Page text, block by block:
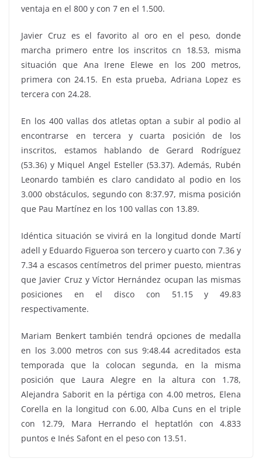
ventaja en el 800 y con 7 en el 1.500.
Javier Cruz es el favorito al oro en el peso, donde
marcha primero entre los inscritos cn 18.53, misma
situación que Ana Irene Elewe en los 200 metros,
primera con 24.15. En esta prueba, Adriana Lopez es
tercera con 24.28.
En los 400 vallas dos atletas optan a subir al podio al
encontrarse en tercera y cuarta posición de los
inscritos, estamos hablando de Gerard Rodríguez
(53.36) y Miquel Angel Esteller (53.37). Además, Rubén
Leonardo también es claro candidato al podio en los
3.000 obstáculos, segundo con 8:37.97, misma posición
que Pau Martínez en los 100 vallas con 13.89.
Idéntica situación se vivirá en la longitud donde Martí
adell y Eduardo Figueroa son tercero y cuarto con 7.36 y
7.34 a escasos centímetros del primer puesto, mientras
que Javier Cruz y Víctor Hernández ocupan las mismas
posiciones en el disco con 51.15 y 49.83
respectivamente.
Mariam Benkert también tendrá opciones de medalla
en los 3.000 metros con sus 9:48.44 acreditados esta
temporada que la colocan segunda, en la misma
posición que Laura Alegre en la altura con 1.78,
Alejandra Saborit en la pértiga con 4.00 metros, Elena
Corella en la longitud con 6.00, Alba Cuns en el triple
con 12.79, Mara Herrando el heptatlón con 4.833
puntos e Inés Safont en el peso con 13.51.